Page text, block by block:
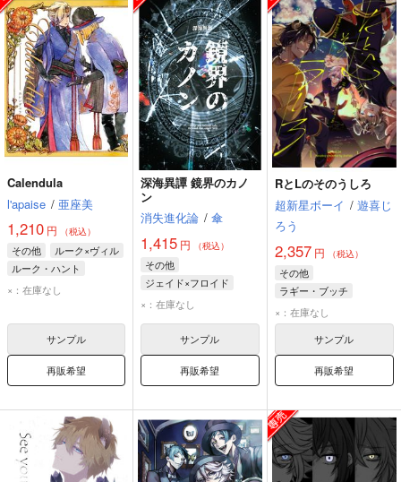
Calendula
l'apaise / 亜座美
1,210 円 （税込）
その他
ルーク×ヴィル
ルーク・ハント
ヴィル・シェーンハイト
×：在庫なし
サンプル
再販希望
深海異譚 鏡界のカノ
ン
消失進化論 / 傘
1,415 円 （税込）
その他
ジェイド×フロイド
フロイド・リーチ
×：在庫なし
サンプル
再販希望
RとLのそのうしろ
超新星ボーイ / 遊喜じ
ろう
2,357円 （税込）
その他
ラギー・ブッチ
レオナ・キングスカラー
エペル・フェルミエ
×：在庫なし
サンプル
再販希望